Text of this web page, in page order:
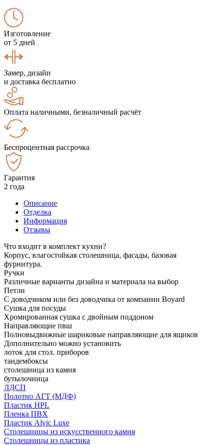
Изготовление
от 5 дней
Замер, дизайн
и доставка бесплатно
Оплата наличными, безналичный расчёт
Беспроцентная рассрочка
Гарантия
2 года
Описание
Отделка
Информация
Отзывы
Что входит в комплект кухни?
Корпус, влагостойкая столешница, фасады, базовая
фурнитура.
Ручки
Различные варианты дизайна и материала на выбор
Петли
С доводчиком или без доводчика от компании Boyard
Сушка для посуды
Хромированная сушка с двойным поддоном
Направляющие пвш
Полновыдвижные шариковые направляющие для ящиков
Дополнительно можно установить
лоток для стол. приборов
тандембоксы
столешница из камня
бутылочница
ЛДСП
Полотно АГТ (МДФ)
Пластик HPL
Пленка ПВХ
Пластик Alvic Luxe
Столешницы из искусственного камня
Столешницы из пластика